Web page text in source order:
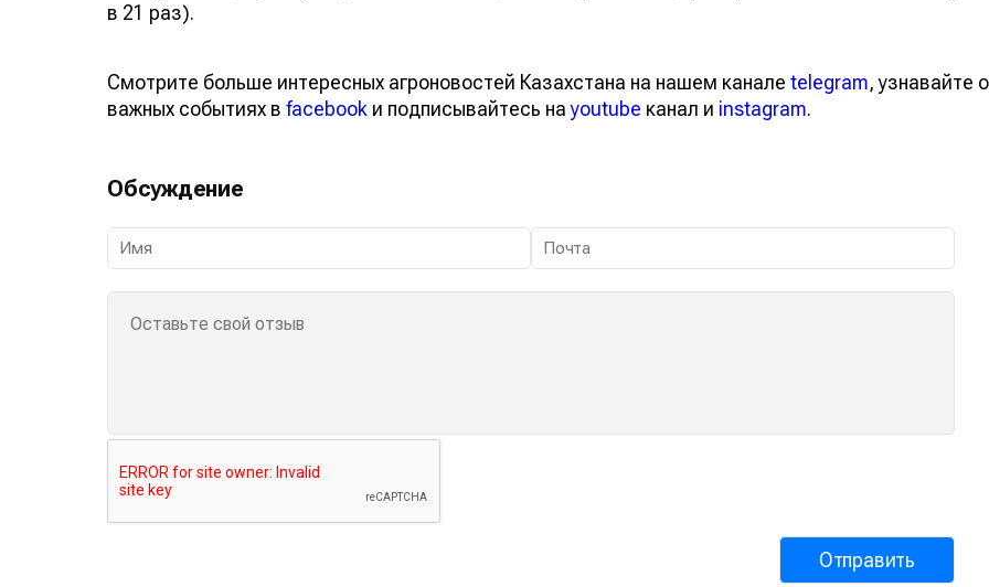
в 21 раз).
Смотрите больше интересных агроновостей Казахстана на нашем канале telegram, узнавайте о
важных событиях в facebook и подписывайтесь наyoutube канал и instagram.
Обсуждение